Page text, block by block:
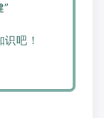
吧！